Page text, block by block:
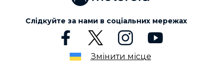
Слідкуйте за нами в соціальних мережах
Змінити місце